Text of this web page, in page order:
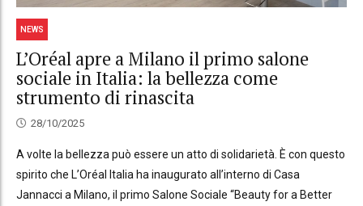
NEWS
L’Oréal apre a Milano il primo salone
sociale in Italia: la bellezza come
strumento di rinascita
28/10/2025
A volte la bellezza può essere un atto di solidarietà. È con questo
spirito che L’Oréal Italia ha inaugurato all’interno di Casa
Jannacci a Milano, il primo Salone Sociale “Beauty for a Better